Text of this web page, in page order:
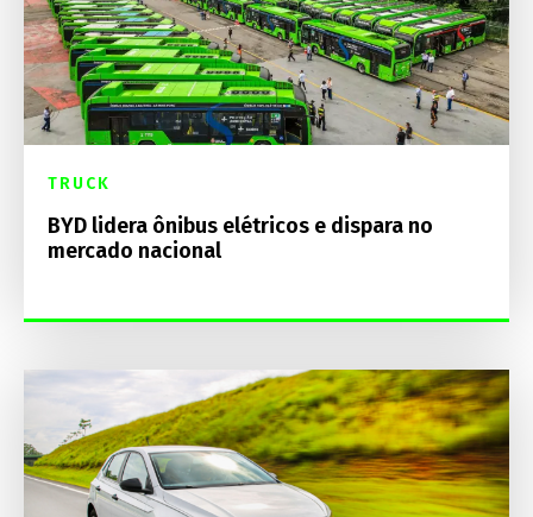
TRUCK
BYD lidera ônibus elétricos e dispara no
mercado nacional